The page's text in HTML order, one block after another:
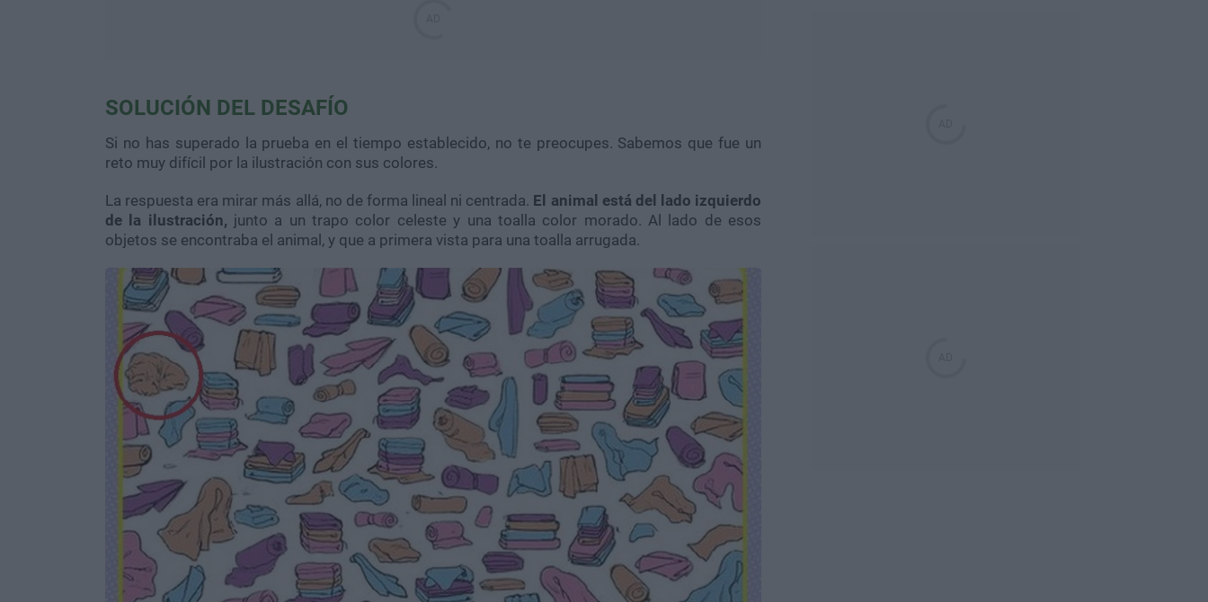
SOLUCIÓN DEL DESAFÍO
Si no has superado la prueba en el tiempo establecido, no te preocupes. Sabemos que fue un
reto muy difícil por la ilustración con sus colores.
La respuesta era mirar más allá, no de forma lineal ni centrada. El animal está del lado izquierdo
de la ilustración, junto a un trapo color celeste y una toalla color morado. Al lado de esos
objetos se encontraba el animal, y que a primera vista para una toalla arrugada.